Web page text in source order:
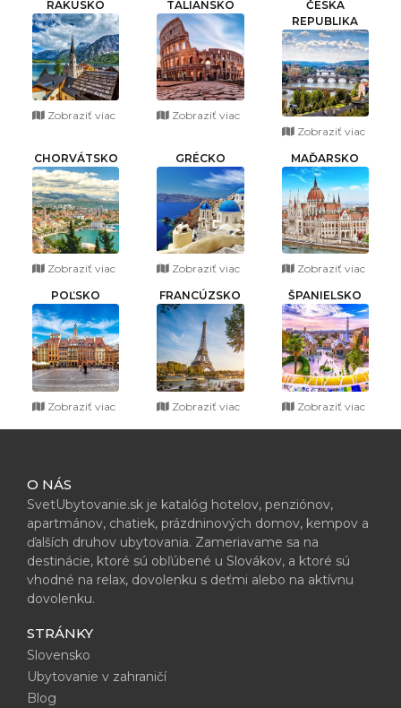
RAKÚSKO
Zobraziť viac
TALIANSKO
Zobraziť viac
ČESKÁ
REPUBLIKA
Zobraziť viac
CHORVÁTSKO
Zobraziť viac
GRÉCKO
Zobraziť viac
MAĎARSKO
Zobraziť viac
POĽSKO
Zobraziť viac
FRANCÚZSKO
Zobraziť viac
ŠPANIELSKO
Zobraziť viac
O NÁS
SvetUbytovanie.sk je katalóg hotelov, penziónov,
apartmánov, chatiek, prázdninových domov, kempov a
ďalších druhov ubytovania. Zameriavame sa na
destinácie, ktoré sú obľúbené u Slovákov, a ktoré sú
vhodné na relax, dovolenku s deťmi alebo na aktívnu
dovolenku.
STRÁNKY
Slovensko
Ubytovanie v zahraničí
Blog